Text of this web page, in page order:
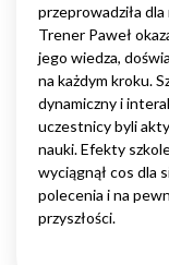
przeprowadziła
Trener Paweł
jego wiedza,
na każdym kroku.
dynamiczny i
uczestnicy byli
nauki. Efekty
wyciągnął cos dla
polecenia i na
przyszłości.